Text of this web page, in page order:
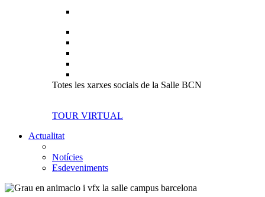
Totes les xarxes socials de la Salle BCN
TOUR VIRTUAL
Actualitat
Notícies
Esdeveniments